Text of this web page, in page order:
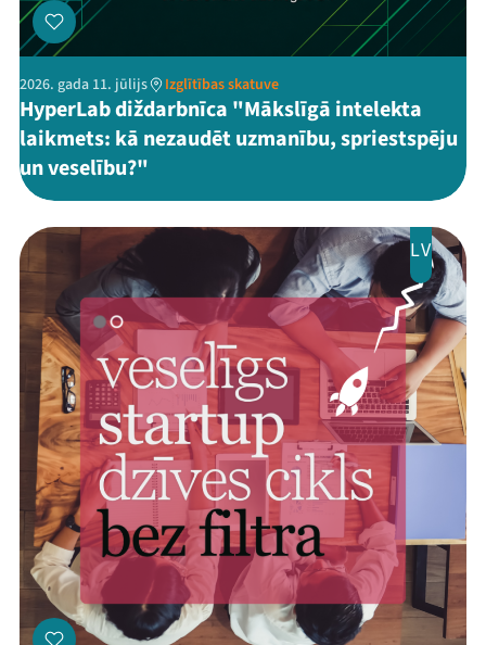
2026. gada 11. jūlijs Izglītības skatuve
HyperLab diždarbnīca "Mākslīgā intelekta
laikmets: kā nezaudēt uzmanību, spriestspēju
un veselību?"
LV